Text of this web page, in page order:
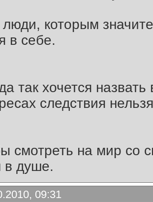
люди, которым
в себе.
так хочется
следствия
смотреть на мир со
в душе.
09:31